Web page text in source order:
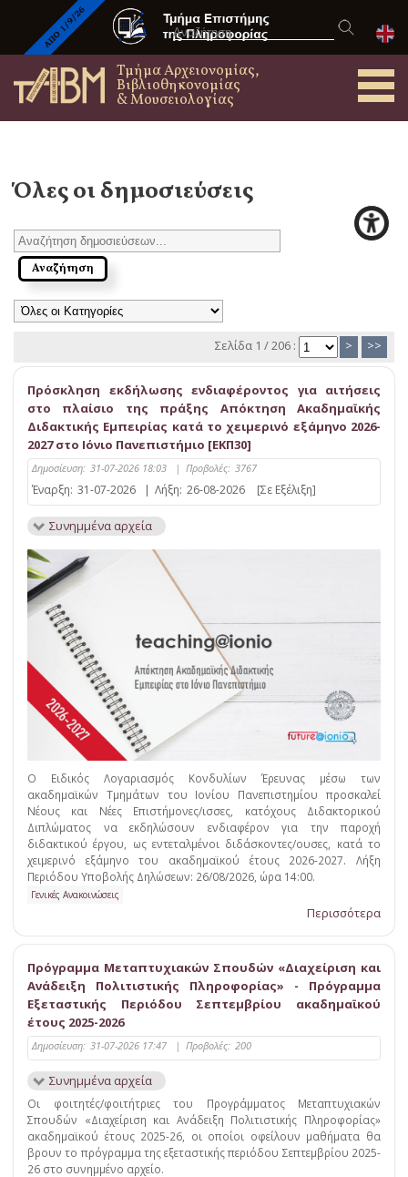
Τμήμα Αρχειονομίας,
Βιβλιοθηκονομίας
& Μουσειολογίας
Όλες οι δημοσιεύσεις
Σελίδα 1 / 206 : > >>
Πρόσκληση εκδήλωσης ενδιαφέροντος για αιτήσεις
στο πλαίσιο της πράξης Απόκτηση Ακαδημαϊκής
Διδακτικής Εμπειρίας κατά το χειμερινό εξάμηνο 2026-
2027 στο Ιόνιο Πανεπιστήμιο [ΕΚΠ30]
Δημοσίευση: 31-07-2026 18:03 | Προβολές: 3767
Έναρξη: 31-07-2026 | Λήξη: 26-08-2026 [Σε Εξέλιξη]
Συνημμένα αρχεία
Ο Ειδικός Λογαριασμός Κονδυλίων Έρευνας μέσω των
ακαδημαϊκών Τμημάτων του Ιονίου Πανεπιστημίου προσκαλεί
Νέους και Νέες Επιστήμονες/ισσες, κατόχους Διδακτορικού
Διπλώματος να εκδηλώσουν ενδιαφέρον για την παροχή
διδακτικού έργου, ως εντεταλμένοι διδάσκοντες/ουσες, κατά το
χειμερινό εξάμηνο του ακαδημαϊκού έτους 2026-2027. Λήξη
Περιόδου Υποβολής Δηλώσεων: 26/08/2026, ώρα 14:00.
Γενικές Ανακοινώσεις
Περισσότερα
Πρόγραμμα Μεταπτυχιακών Σπουδών «Διαχείριση και
Ανάδειξη Πολιτιστικής Πληροφορίας» - Πρόγραμμα
Εξεταστικής Περιόδου Σεπτεμβρίου ακαδημαϊκού
έτους 2025-2026
Δημοσίευση: 31-07-2026 17:47 | Προβολές: 200
Συνημμένα αρχεία
Οι φοιτητές/φοιτήτριες του Προγράμματος Μεταπτυχιακών
Σπουδών «Διαχείριση και Ανάδειξη Πολιτιστικής Πληροφορίας»
ακαδημαϊκού έτους 2025-26, οι οποίοι οφείλουν μαθήματα θα
βρουν το πρόγραμμα της εξεταστικής περιόδου Σεπτεμβρίου 2025-
26 στο συνημμένο αρχείο.